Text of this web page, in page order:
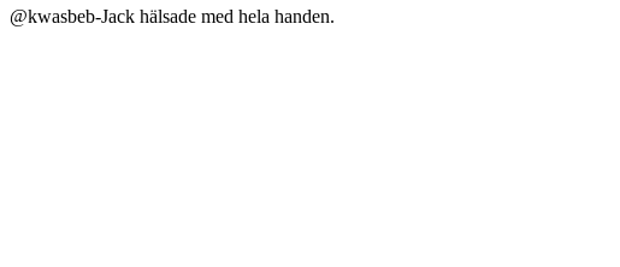
@kwasbeb-Jack hälsade med hela handen.